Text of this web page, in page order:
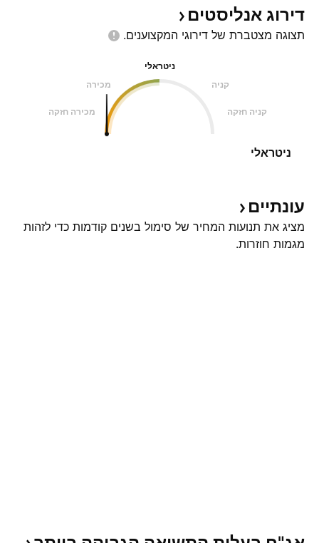
דירוג אנליסטים
תצוגה מצטברת של דירוגי המקצוענים.
ניטראלי
מכירה
קניה
מכירה חזקה קניה חזקה
ניטראלי
עונתיים
מציג את תנועות המחיר של סימול בשנים קודמות כדי לזהות
מגמות חוזרות.